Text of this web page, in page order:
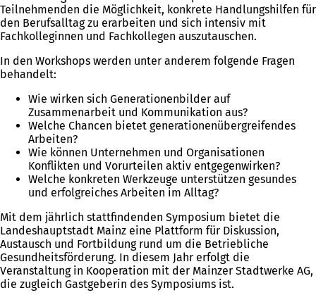
Teilnehmenden die Möglichkeit, konkrete Handlungshilfen für
den Berufsalltag zu erarbeiten und sich intensiv mit
Fachkolleginnen und Fachkollegen auszutauschen.
In den Workshops werden unter anderem folgende Fragen
behandelt:
Wie wirken sich Generationenbilder auf
Zusammenarbeit und Kommunikation aus?
Welche Chancen bietet generationenübergreifendes
Arbeiten?
Wie können Unternehmen und Organisationen
Konflikten und Vorurteilen aktiv entgegenwirken?
Welche konkreten Werkzeuge unterstützen gesundes
und erfolgreiches Arbeiten im Alltag?
Mit dem jährlich stattfindenden Symposium bietet die
Landeshauptstadt Mainz eine Plattform für Diskussion,
Austausch und Fortbildung rund um die Betriebliche
Gesundheitsförderung. In diesem Jahr erfolgt die
Veranstaltung in Kooperation mit der Mainzer Stadtwerke AG,
die zugleich Gastgeberin des Symposiums ist.